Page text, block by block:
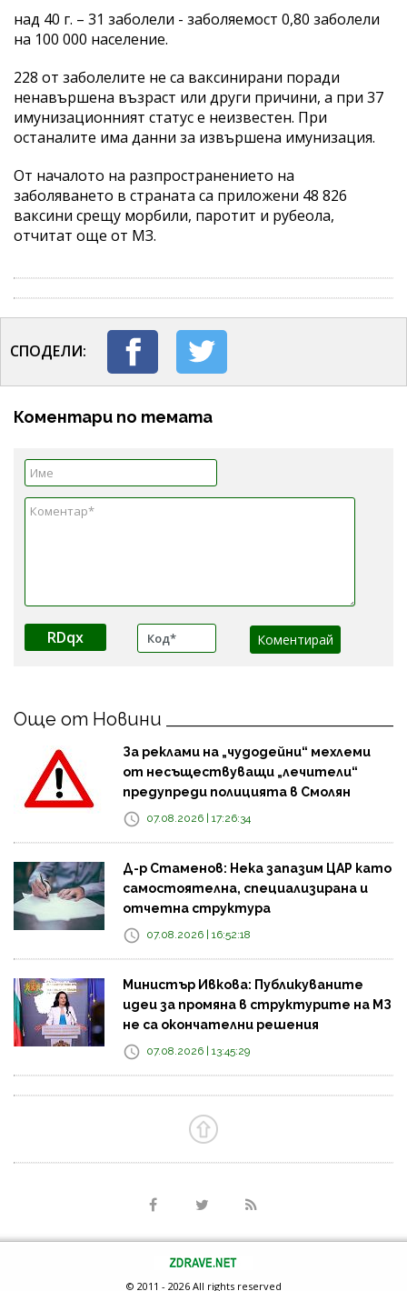
над 40 г. – 31 заболели - заболяемост 0,80 заболели
на 100 000 население.
228 от заболелите не са ваксинирани поради
ненавършена възраст или други причини, а при 37
имунизационният статус е неизвестен. При
останалите има данни за извършена имунизация.
От началото на разпространението на
заболяването в страната са приложени 48 826
ваксини срещу морбили, паротит и рубеола,
отчитат още от МЗ.
СПОДЕЛИ:
Коментари по темата
RDqx
Още от Новини
За реклами на „чудодейни“ мехлеми
от несъществуващи „лечители“
предупреди полицията в Смолян
07.08.2026 | 17:26:34
Д-р Стаменов: Нека запазим ЦАР като
самостоятелна, специализирана и
отчетна структура
07.08.2026 | 16:52:18
Министър Ивкова: Публикуваните
идеи за промяна в структурите на МЗ
не са окончателни решения
07.08.2026 | 13:45:29
© 2011 - 2026 All rights reserved